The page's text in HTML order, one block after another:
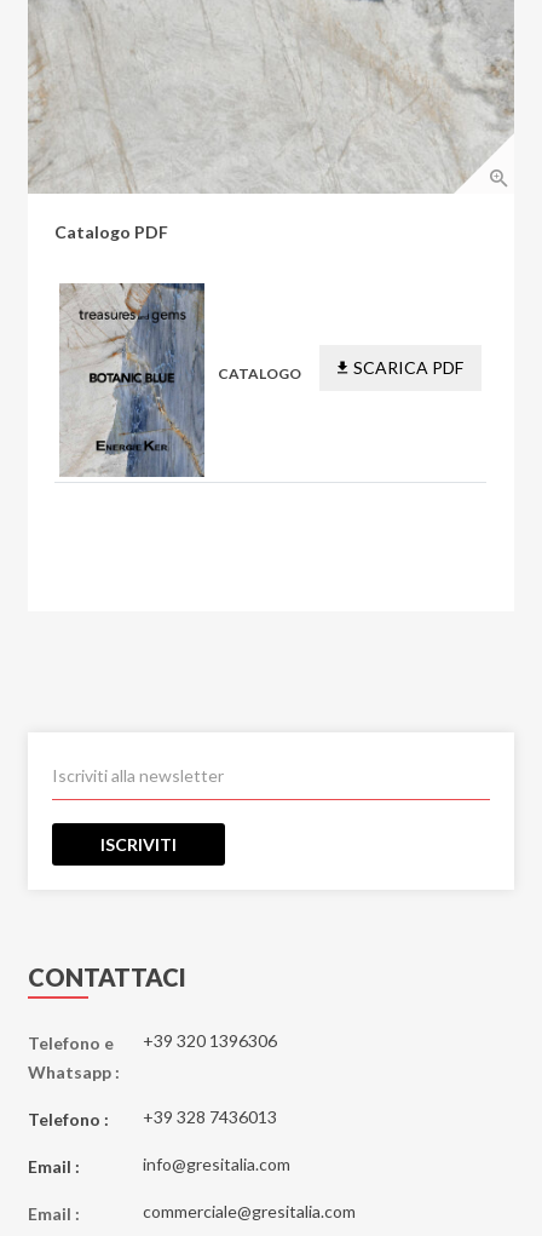
Catalogo PDF
CATALOGO SCARICA PDF
ISCRIVITI
CONTATTACI
Telefono e
Whatsapp :
+39 320 1396306
Telefono : +39 328 7436013
Email : info@gresitalia.com
Email : commerciale@gresitalia.com